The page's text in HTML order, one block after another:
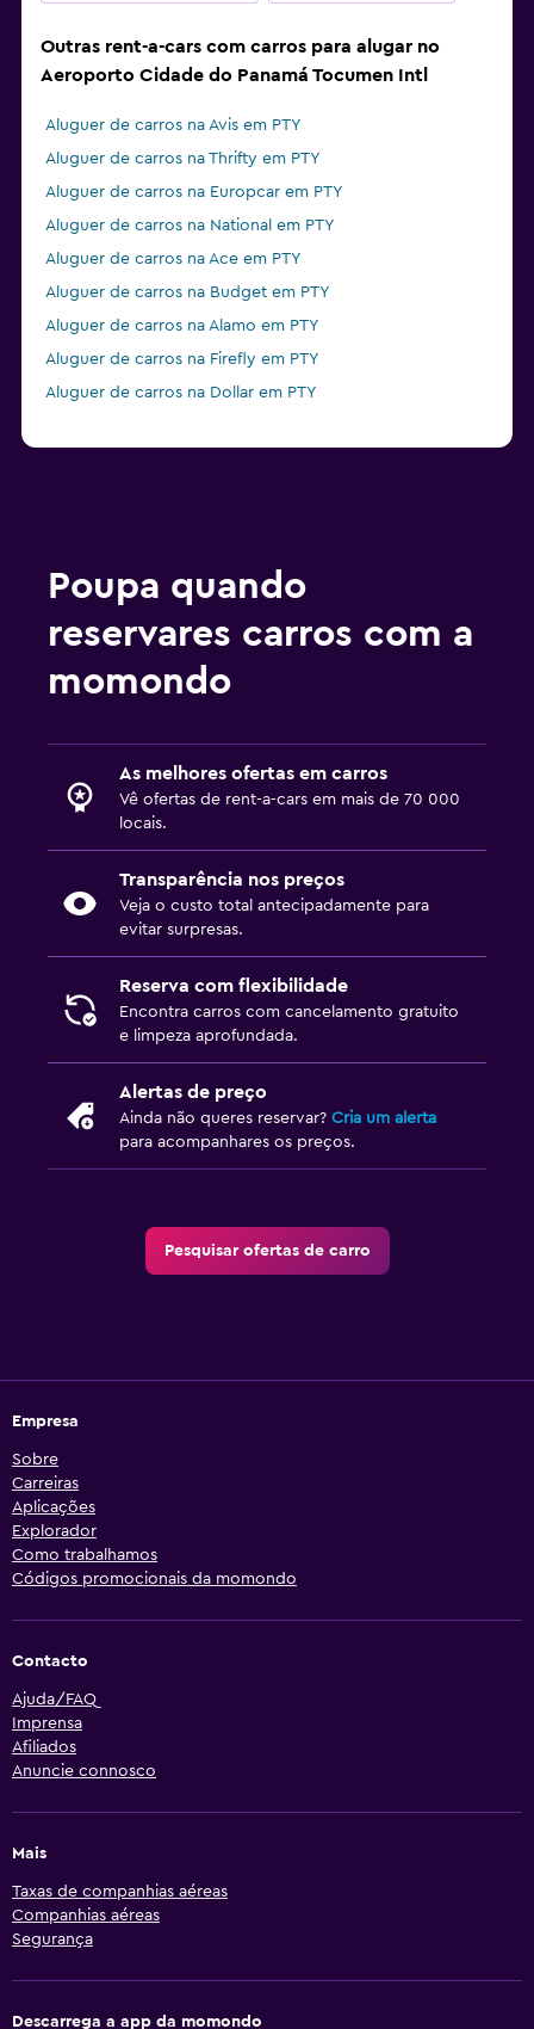
Outras rent-a-cars com carros para alugar no
Aeroporto Cidade do Panamá Tocumen Intl
Aluguer de carros na Avis em PTY
Aluguer de carros na Thrifty em PTY
Aluguer de carros na Europcar em PTY
Aluguer de carros na National em PTY
Aluguer de carros na Ace em PTY
Aluguer de carros na Budget em PTY
Aluguer de carros na Alamo em PTY
Aluguer de carros na Firefly em PTY
Aluguer de carros na Dollar em PTY
Poupa quando
reservares carros com a
momondo
As melhores ofertas em carros
Vê ofertas de rent-a-cars em mais de 70 000
locais.
Transparência nos preços
Veja o custo total antecipadamente para
evitar surpresas.
Reserva com flexibilidade
Encontra carros com cancelamento gratuito
e limpeza aprofundada.
Alertas de preço
Ainda não queres reservar? Cria um alerta
para acompanhares os preços.
Pesquisar ofertas de carro
Empresa
Sobre
Carreiras
Aplicações
Explorador
Como trabalhamos
Códigos promocionais da momondo
Contacto
Ajuda/FAQ
Imprensa
Afiliados
Anuncie connosco
Mais
Taxas de companhias aéreas
Companhias aéreas
Segurança
Descarrega a app da momondo